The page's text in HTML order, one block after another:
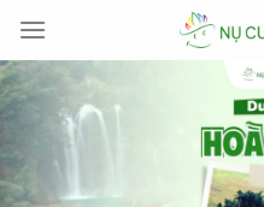
đến
nội
dung